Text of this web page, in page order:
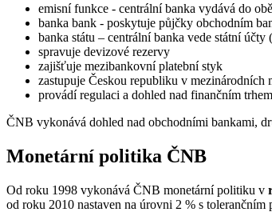
emisní funkce - centrální banka vydává do
banka bank - poskytuje půjčky obchodním
banka státu – centrální banka vede státní účty
spravuje devizové rezervy
zajišťuje mezibankovní platební styk
zastupuje Českou republiku v mezinárodních
provádí regulaci a dohled nad finančním trhem
ČNB vykonává dohled nad obchodními bankami,
Monetární politika ČNB
Od roku 1998 vykonává ČNB monetární politiku v
od roku 2010 nastaven na úrovni 2 % s tolerančním